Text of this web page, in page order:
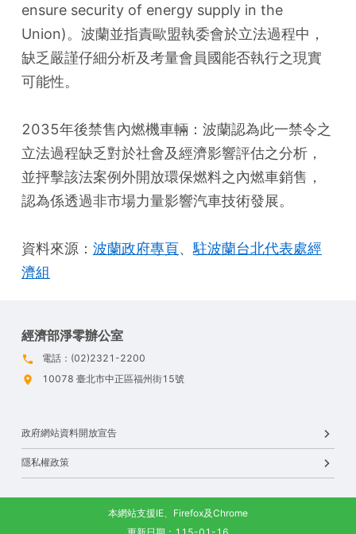
ensure security of energy supply in the
Union)。波蘭並指責歐盟執委會於立法過程中，
缺乏嚴謹仔細分析及考量會員國能否執行之現實
可能性。
2035年後禁售內燃機車輛：波蘭認為此一禁令之
立法過程缺乏對於社會及經濟影響評估之分析，
並抨擊該法案例外開放環保燃料之內燃車銷售，
認為係透過非市場力量影響汽車技術發展。
資料來源： 波蘭政府專頁、 駐波蘭台北代表處經
濟組
經濟部淨零辦公室
電話：(02)2321-2200
10078 臺北市中正區福州街15號
政府網站資料開放宣告
隱私權政策
本網站支援IE、Firefox及Chrome